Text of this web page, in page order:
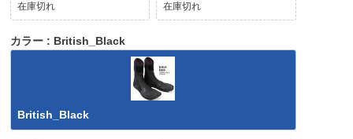
在庫切れ 在庫切れ
カラー British_Black
British_Black